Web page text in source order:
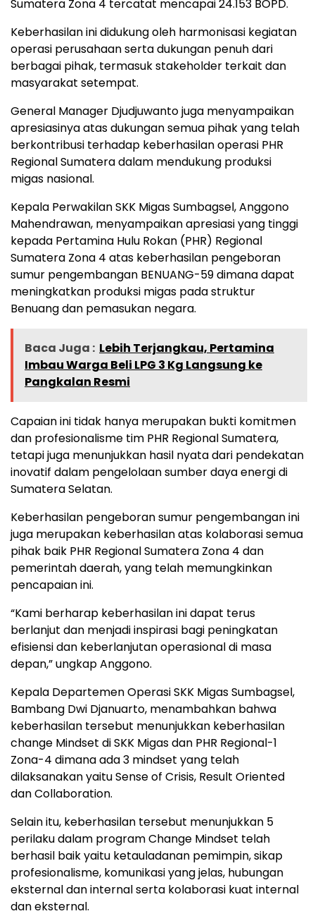
Sumatera Zona 4 tercatat mencapai 24.153 BOPD.
Keberhasilan ini didukung oleh harmonisasi kegiatan
operasi perusahaan serta dukungan penuh dari
berbagai pihak, termasuk stakeholder terkait dan
masyarakat setempat.
General Manager Djudjuwanto juga menyampaikan
apresiasinya atas dukungan semua pihak yang telah
berkontribusi terhadap keberhasilan operasi PHR
Regional Sumatera dalam mendukung produksi
migas nasional.
Kepala Perwakilan SKK Migas Sumbagsel, Anggono
Mahendrawan, menyampaikan apresiasi yang tinggi
kepada Pertamina Hulu Rokan (PHR) Regional
Sumatera Zona 4 atas keberhasilan pengeboran
sumur pengembangan BENUANG-59 dimana dapat
meningkatkan produksi migas pada struktur
Benuang dan pemasukan negara.
Baca Juga : Lebih Terjangkau, Pertamina
Imbau Warga Beli LPG 3 Kg Langsung ke
Pangkalan Resmi
Capaian ini tidak hanya merupakan bukti komitmen
dan profesionalisme tim PHR Regional Sumatera,
tetapi juga menunjukkan hasil nyata dari pendekatan
inovatif dalam pengelolaan sumber daya energi di
Sumatera Selatan.
Keberhasilan pengeboran sumur pengembangan ini
juga merupakan keberhasilan atas kolaborasi semua
pihak baik PHR Regional Sumatera Zona 4 dan
pemerintah daerah, yang telah memungkinkan
pencapaian ini.
“Kami berharap keberhasilan ini dapat terus
berlanjut dan menjadi inspirasi bagi peningkatan
efisiensi dan keberlanjutan operasional di masa
depan,” ungkap Anggono.
Kepala Departemen Operasi SKK Migas Sumbagsel,
Bambang Dwi Djanuarto, menambahkan bahwa
keberhasilan tersebut menunjukkan keberhasilan
change Mindset di SKK Migas dan PHR Regional-1
Zona-4 dimana ada 3 mindset yang telah
dilaksanakan yaitu Sense of Crisis, Result Oriented
dan Collaboration.
Selain itu, keberhasilan tersebut menunjukkan 5
perilaku dalam program Change Mindset telah
berhasil baik yaitu ketauladanan pemimpin, sikap
profesionalisme, komunikasi yang jelas, hubungan
eksternal dan internal serta kolaborasi kuat internal
dan eksternal.